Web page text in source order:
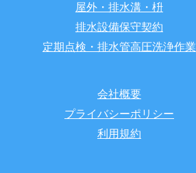
屋外・排水溝・枡
排水設備保守契約
定期点検・排水管高圧洗浄作業
会社概要
プライバシーポリシー
利用規約